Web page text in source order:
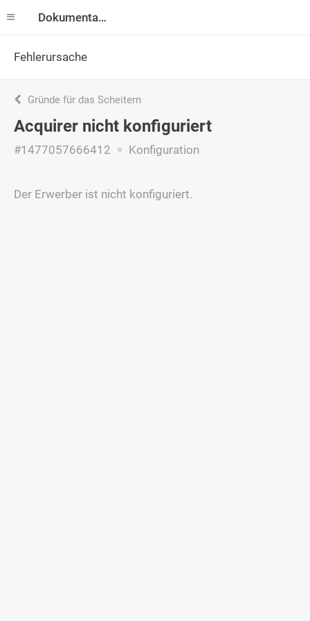
Dokumentation
Fehlerursache
Gründe für das Scheitern
Acquirer nicht konfiguriert
#1477057666412 Konfiguration
Der Erwerber ist nicht konfiguriert.